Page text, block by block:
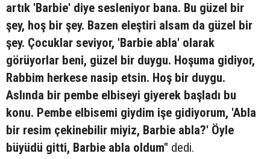
artık 'Barbie' diye sesleniyor bana. Bu güzel bir
şey, hoş bir şey. Bazen eleştiri alsam da güzel bir
şey. Çocuklar seviyor, 'Barbie abla' olarak
görüyorlar beni, güzel bir duygu. Hoşuma gidiyor,
Rabbim herkese nasip etsin. Hoş bir duygu.
Aslında bir pembe elbiseyi giyerek başladı bu
konu. Pembe elbisemi giydim işe gidiyorum, 'Abla
bir resim çekinebilir miyiz, Barbie abla?' Öyle
büyüdü gitti, Barbie abla oldum" dedi.